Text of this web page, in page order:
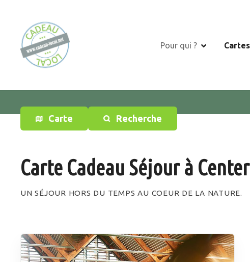
o
t
Pour qui ?
Carte Recherche
Carte Cadeau Séjour à
UN SÉJOUR HORS DU TEMPS AU COEUR DE LA NATURE.